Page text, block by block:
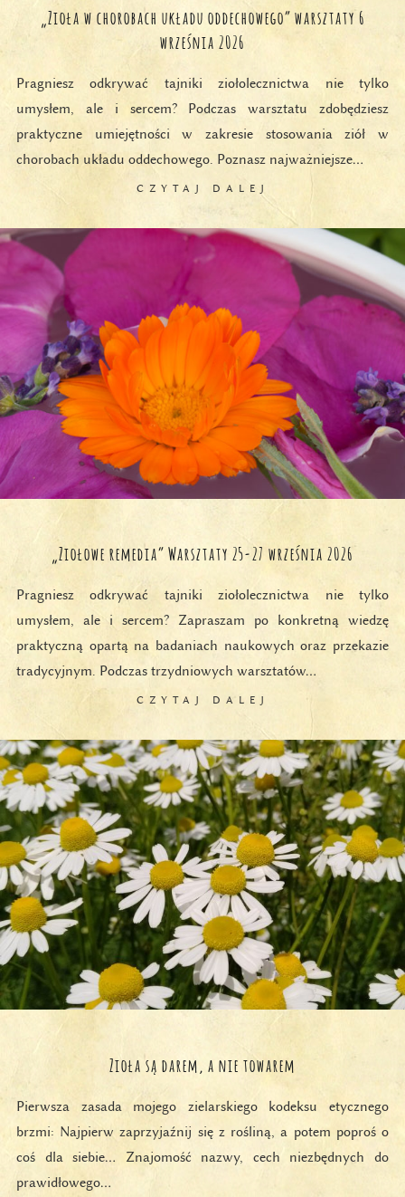
„Zioła w chorobach układu oddechowego” warsztaty 6
września 2026
Pragniesz odkrywać tajniki ziołolecznictwa nie tylko
umysłem, ale i sercem? Podczas warsztatu zdobędziesz
praktyczne umiejętności w zakresie stosowania ziół w
chorobach układu oddechowego. Poznasz najważniejsze…
CZYTAJ DALEJ
„Ziołowe remedia” Warsztaty 25-27 września 2026
Pragniesz odkrywać tajniki ziołolecznictwa nie tylko
umysłem, ale i sercem? Zapraszam po konkretną wiedzę
praktyczną opartą na badaniach naukowych oraz przekazie
tradycyjnym. Podczas trzydniowych warsztatów…
CZYTAJ DALEJ
Zioła są darem, a nie towarem
Pierwsza zasada mojego zielarskiego kodeksu etycznego
brzmi: Najpierw zaprzyjaźnij się z rośliną, a potem poproś o
coś dla siebie… Znajomość nazwy, cech niezbędnych do
prawidłowego…